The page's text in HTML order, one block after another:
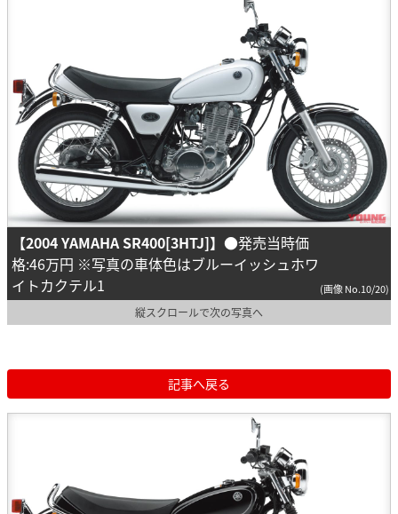
【2004 YAMAHA SR400[3HTJ]】 ●発売当時価
格:46万円 ※写真の車体色はブルーイッシュホワ
イトカクテル1
(画像 No.10/20)
縦スクロールで次の写真へ
記事へ戻る